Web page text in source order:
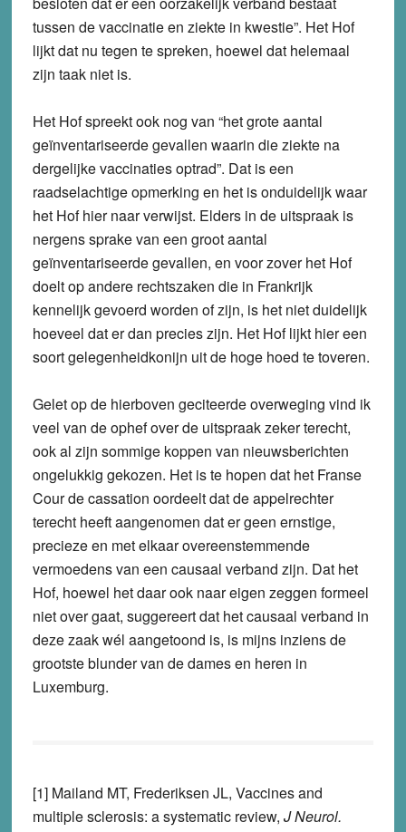
tussen de vaccinatie en ziekte in kwestie”. Het Hof
lijkt dat nu tegen te spreken, hoewel dat helemaal
zijn taak niet is.
Het Hof spreekt ook nog van “het grote aantal
geïnventariseerde gevallen waarin die ziekte na
dergelijke vaccinaties optrad”. Dat is een
raadselachtige opmerking en het is onduidelijk waar
het Hof hier naar verwijst. Elders in de uitspraak is
nergens sprake van een groot aantal
geïnventariseerde gevallen, en voor zover het Hof
doelt op andere rechtszaken die in Frankrijk
kennelijk gevoerd worden of zijn, is het niet duidelijk
hoeveel dat er dan precies zijn. Het Hof lijkt hier een
soort gelegenheidkonijn uit de hoge hoed te toveren.
Gelet op de hierboven geciteerde overweging vind ik
veel van de ophef over de uitspraak zeker terecht,
ook al zijn sommige koppen van nieuwsberichten
ongelukkig gekozen. Het is te hopen dat het Franse
Cour de cassation oordeelt dat de appelrechter
terecht heeft aangenomen dat er geen ernstige,
precieze en met elkaar overeenstemmende
vermoedens van een causaal verband zijn. Dat het
Hof, hoewel het daar ook naar eigen zeggen formeel
niet over gaat, suggereert dat het causaal verband in
deze zaak wél aangetoond is, is mijns inziens de
grootste blunder van de dames en heren in
Luxemburg.
[1] Mailand MT, Frederiksen JL, Vaccines and
multiple sclerosis: a systematic review, J Neurol.